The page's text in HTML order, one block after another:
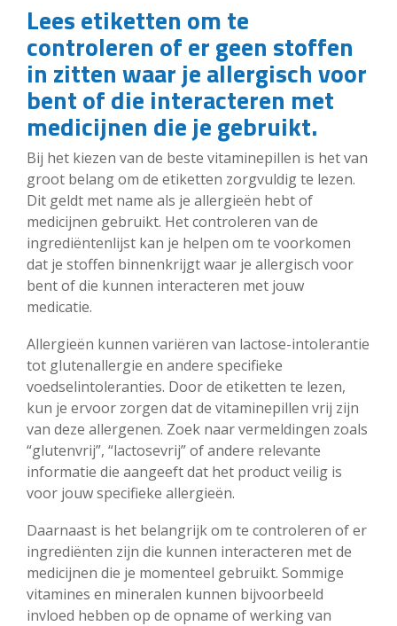
Lees etiketten om te
controleren of er geen stoffen
in zitten waar je allergisch voor
bent of die interacteren met
medicijnen die je gebruikt.
Bij het kiezen van de beste vitaminepillen is het van
groot belang om de etiketten zorgvuldig te lezen.
Dit geldt met name als je allergieën hebt of
medicijnen gebruikt. Het controleren van de
ingrediëntenlijst kan je helpen om te voorkomen
dat je stoffen binnenkrijgt waar je allergisch voor
bent of die kunnen interacteren met jouw
medicatie.
Allergieën kunnen variëren van lactose-intolerantie
tot glutenallergie en andere specifieke
voedselintoleranties. Door de etiketten te lezen,
kun je ervoor zorgen dat de vitaminepillen vrij zijn
van deze allergenen. Zoek naar vermeldingen zoals
“glutenvrij”, “lactosevrij” of andere relevante
informatie die aangeeft dat het product veilig is
voor jouw specifieke allergieën.
Daarnaast is het belangrijk om te controleren of er
ingrediënten zijn die kunnen interacteren met de
medicijnen die je momenteel gebruikt. Sommige
vitamines en mineralen kunnen bijvoorbeeld
invloed hebben op de opname of werking van